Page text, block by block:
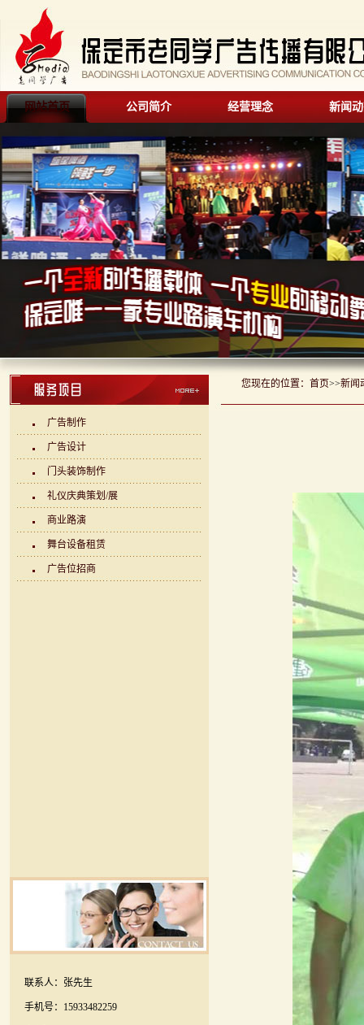
网站首页 公司简介 经营理念 新闻
广告制作
广告设计
门头装饰制作
礼仪庆典策划/展
商业路演
舞台设备租赁
广告位招商
联系人：张先生
手机号：15933482259
您现在的位置： 首页>>新闻